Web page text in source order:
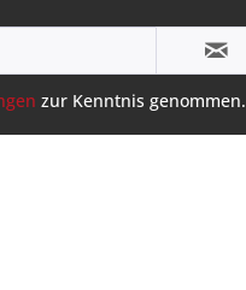
zur Kenntnis genommen.